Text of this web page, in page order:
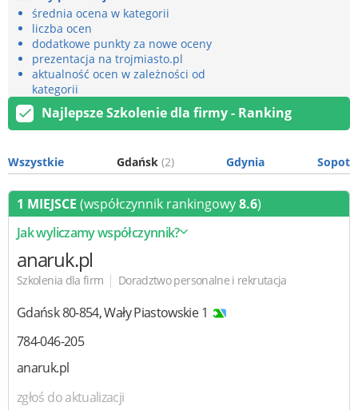
średnia ocena w kategorii
liczba ocen
dodatkowe punkty za nowe oceny
prezentacja na trojmiasto.pl
aktualność ocen w zależności od
kategorii
Najlepsze Szkolenie dla firmy - Ranking
Wszystkie Gdańsk (2) Gdynia Sopot
1 MIEJSCE (współczynnik rankingowy8.6)
Jak wyliczamy współczynnik?
anaruk.pl
Szkolenia dla firm | Doradztwo personalne i rekrutacja
Gdańsk80-854,Wały Piastowskie 1
784-046-205
anaruk.pl
zgłoś do aktualizacji